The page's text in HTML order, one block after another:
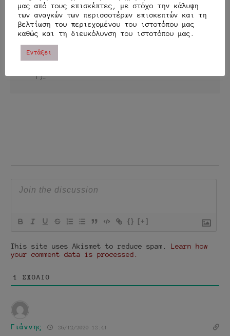
Πλοήγηση
άρθρων
Προηγούμενο
άρθρο
ΚΡΉΤΗΣ ΚΑΙ ΤΑ
Γ)…
Επόμενο άρθρο
Η ΕΠΈΛΑΣΗ ΤΩΝ
{} [+]
This site uses Akismet to reduce spam. Learn how
your comment data is processed.
1 ΣΧΌΛΙΟ
Γιάννης 25/12/2020 12:41
μας από τους επισκέπτες, με στόχο την κάλυψη
των αναγκών των περισσοτέρων επισκεπτών και τη
βελτίωση του περιεχομένου του ιστοτόπου μας
καθώς και τη διευκόλυνση του ιστοτόπου μας.
Εντάξει